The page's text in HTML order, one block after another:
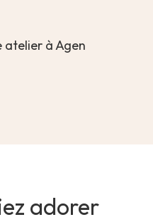
atelier à Agen
adorer